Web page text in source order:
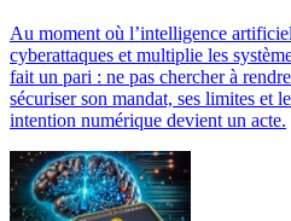
Au moment où l’intelligence
cyberattaques et multiplie les
fait un pari : ne pas chercher à
sécuriser son mandat, ses limites et
intention numérique devient un acte.